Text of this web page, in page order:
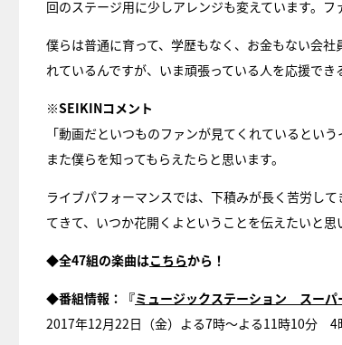
回のステージ用に少しアレンジも変えています。
僕らは普通に育って、学歴もなく、お金もない会
れているんですが、いま頑張っている人を応援で
※SEIKINコメント
「動画だといつものファンが見てくれているとい
また僕らを知ってもらえたらと思います。
ライブパフォーマンスでは、下積みが長く苦労し
てきて、いつか花開くよということを伝えたいと思
◆全47組の楽曲はこちらから！
◆番組情報：『ミュージックステーション スーパ
2017年12月22日（金）よる7時～よる11時10分 4